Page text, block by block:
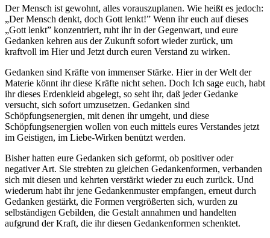
Der Mensch ist gewohnt, alles vorauszuplanen. Wie heißt es jedoch:
„Der Mensch denkt, doch Gott lenkt!” Wenn ihr euch auf dieses
„Gott lenkt” konzentriert, ruht ihr in der Gegenwart, und eure
Gedanken kehren aus der Zukunft sofort wieder zurück, um
kraftvoll im Hier und Jetzt durch euren Verstand zu wirken.
Gedanken sind Kräfte von immenser Stärke. Hier in der Welt der
Materie könnt ihr diese Kräfte nicht sehen. Doch Ich sage euch, habt
ihr dieses Erdenkleid abgelegt, so seht ihr, daß jeder Gedanke
versucht, sich sofort umzusetzen. Gedanken sind
Schöpfungsenergien, mit denen ihr umgeht, und diese
Schöpfungsenergien wollen von euch mittels eures Verstandes jetzt
im Geistigen, im Liebe-Wirken benützt werden.
Bisher hatten eure Gedanken sich geformt, ob positiver oder
negativer Art. Sie strebten zu gleichen Gedankenformen, verbanden
sich mit diesen und kehrten verstärkt wieder zu euch zurück. Und
wiederum habt ihr jene Gedankenmuster empfangen, erneut durch
Gedanken gestärkt, die Formen vergrößerten sich, wurden zu
selbständigen Gebilden, die Gestalt annahmen und handelten
aufgrund der Kraft, die ihr diesen Gedankenformen schenktet.